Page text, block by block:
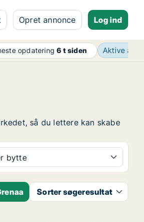
Opret annonce Log ind
opdatering6 t siden Aktive
så du lettere kan skabe
bytte
Sorter søgeresultat